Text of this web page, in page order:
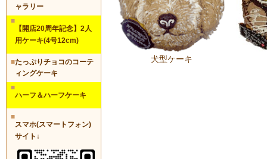
ャラリー
■
【開店20周年記念】2人
用ケーキ(4号12cm)
■たっぷりチョコのコーテ
ィングケーキ
■
ハーフ＆ハーフケーキ
■
スマホ(スマートフォン)
サイト↓
犬型ケーキ